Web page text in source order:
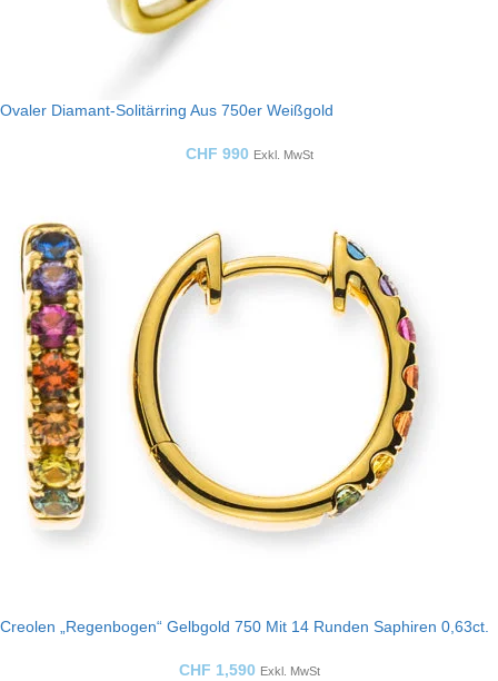
Ovaler Diamant-Solitärring Aus 750er Weißgold
CHF 990 Exkl. MwSt
Creolen „Regenbogen“ Gelbgold 750 Mit 14 Runden Saphiren 0,63ct.
CHF 1,590 Exkl. MwSt